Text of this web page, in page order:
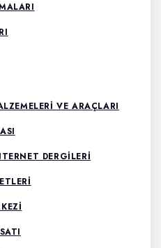
VE ARAÇLARI
DERGILERI